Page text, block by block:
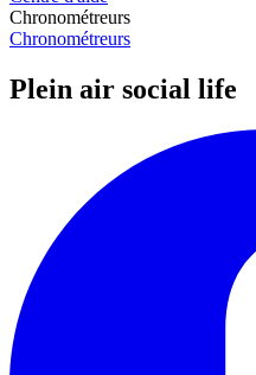
Chronométreurs
Chronométreurs
Plein air social life